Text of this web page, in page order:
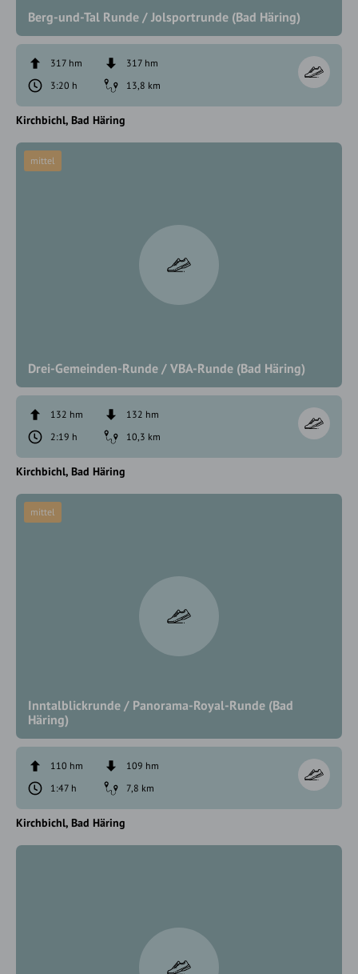
Berg-und-Tal Runde / Jolsportrunde (Bad Häring)
317 hm
317 hm
3:20 h
13,8 km
Kirchbichl Bad Häring
Drei-Gemeinden-Runde / VBA-Runde (Bad Häring)
mittel
132 hm
132 hm
2:19 h
10,3 km
Kirchbichl Bad Häring
Inntalblickrunde / Panorama-Royal-Runde (Bad
Häring)
mittel
110 hm
109 hm
1:47 h
7,8 km
Kirchbichl Bad Häring